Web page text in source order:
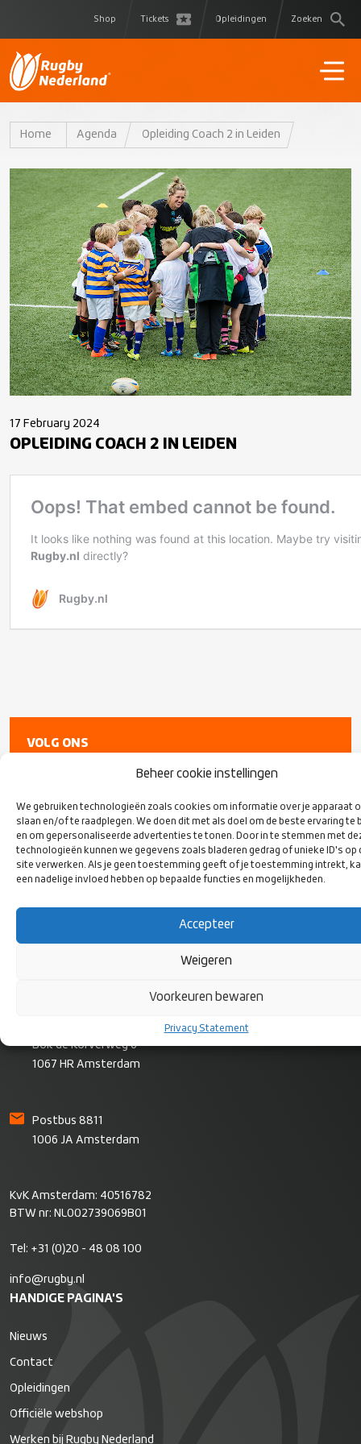
Beheer cookie instellingen
We gebruiken technologieën zoals cookies om informatie over je apparaat
slaan en/of te raadplegen. We doen dit met als doel om de beste ervaring te
en om gepersonaliseerde advertenties te tonen. Door in te stemmen met
technologieën kunnen we gegevens zoals bladeren gedrag of unieke ID's op
site verwerken. Als je geen toestemming geeft of je toestemming intrekt,
een nadelige invloed hebben op bepaalde functies en mogelijkheden.
Accepteer
Weigeren
Voorkeuren bewaren
Privacy Statement
Shop Tickets Opleidingen Zoeken
Home Agenda Opleiding Coach 2 in Leiden
17 February 2024
OPLEIDING COACH 2 IN LEIDEN
VOLG ONS
Bok de Korverweg 6
1067 HR Amsterdam
Postbus 8811
1006 JA Amsterdam
KvK Amsterdam: 40516782
BTW nr: NL002739069B01
Tel: +31 (0)20 - 48 08 100
info@rugby.nl
HANDIGE PAGINA'S
Nieuws
Contact
Opleidingen
Officiële webshop
Werken bij Rugby Nederland